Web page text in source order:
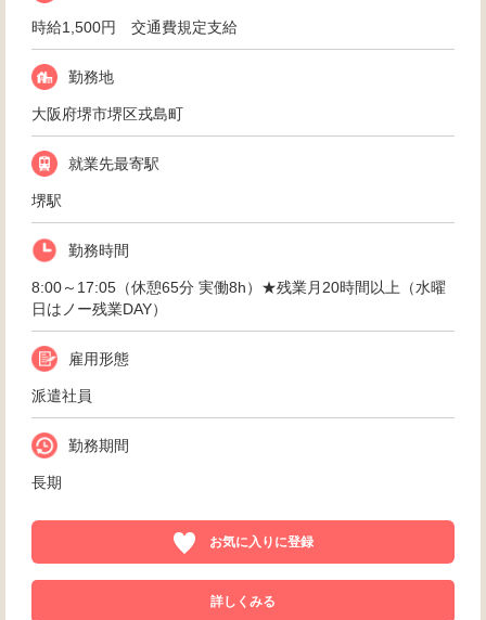
時給1,500円 交通費規定支給
勤務地
大阪府堺市堺区戎島町
就業先最寄駅
堺駅
勤務時間
8:00～17:05（休憩65分 実働8h）★残業月20時間以上（水曜
日はノー残業DAY）
雇用形態
派遣社員
勤務期間
長期
お気に入りに登録
詳しくみる